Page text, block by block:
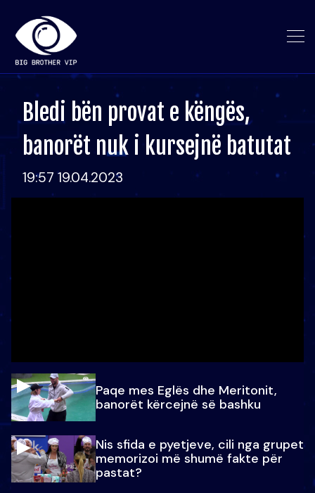
Bledi bën provat e këngës,
banorët nuk i kursejnë batutat
19:57 19.04.2023
Paqe mes Eglës dhe Meritonit,
banorët kërcejnë së bashku
Nis sfida e pyetjeve, cili nga grupet
memorizoi më shumë fakte për
pastat?